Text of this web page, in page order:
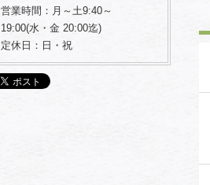
営業時間：月～土9:40～
19:00(水・金 20:00迄)
定休日：日・祝